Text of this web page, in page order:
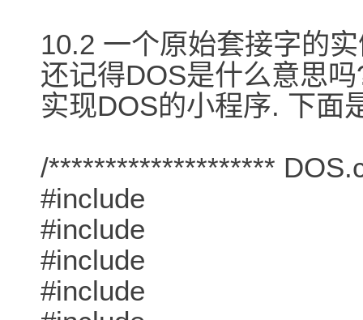
10.2 一个原始套接字的
还记得DOS是什么意思
实现DOS的小程序. 下面
/********************
#include
#include
#include
#include